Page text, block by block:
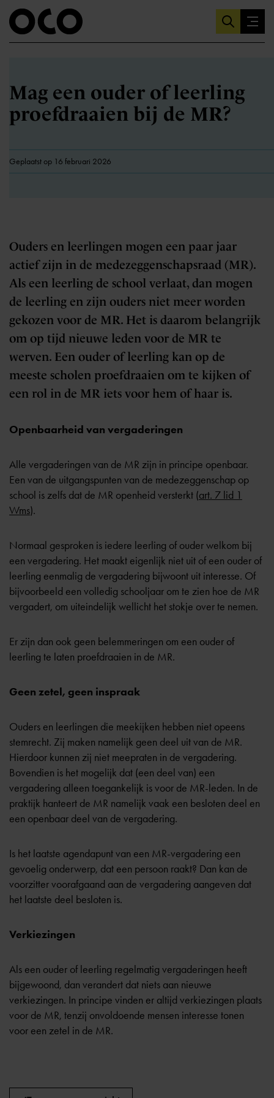
Mag een ouder of leerling
proefdraaien bij de MR?
Geplaatst op 16 februari 2026
Ouders en leerlingen mogen een paar jaar
actief zijn in de medezeggenschapsraad (MR).
Als een leerling de school verlaat, dan mogen
de leerling en zijn ouders niet meer worden
gekozen voor de MR. Het is daarom belangrijk
om op tijd nieuwe leden voor de MR te
werven. Een ouder of leerling kan op de
meeste scholen proefdraaien om te kijken of
een rol in de MR iets voor hem of haar is.
Openbaarheid van vergaderingen
Alle vergaderingen van de MR zijn in principe openbaar.
Een van de uitgangspunten van de medezeggenschap op
school is zelfs dat de MR openheid versterkt (art. 7 lid 1
Wms).
Normaal gesproken is iedere leerling of ouder welkom bij
een vergadering. Het maakt eigenlijk niet uit of een ouder of
leerling eenmalig de vergadering bijwoont uit interesse. Of
bijvoorbeeld een volledig schooljaar om te zien hoe de MR
vergadert, om uiteindelijk wellicht het stokje over te nemen.
Er zijn dan ook geen belemmeringen om een ouder of
leerling te laten proefdraaien in de MR.
Geen zetel, geen inspraak
Ouders en leerlingen die meekijken hebben niet opeens
stemrecht. Zij maken namelijk geen deel uit van de MR.
Hierdoor kunnen zij niet meepraten in de vergadering.
Bovendien is het mogelijk dat (een deel van) een
vergadering alleen toegankelijk is voor de MR-leden. In de
praktijk hanteert de MR namelijk vaak een besloten deel en
een openbaar deel van de vergadering.
Is het laatste agendapunt van een MR-vergadering een
gevoelig onderwerp, dat een persoon raakt? Dan kan de
voorzitter voorafgaand aan de vergadering aangeven dat
het laatste deel besloten is.
Verkiezingen
Als een ouder of leerling regelmatig vergaderingen heeft
bijgewoond, dan verandert dat niets aan nieuwe
verkiezingen. In principe vinden er altijd verkiezingen plaats
voor de MR, tenzij onvoldoende mensen interesse tonen
voor een zetel in de MR.